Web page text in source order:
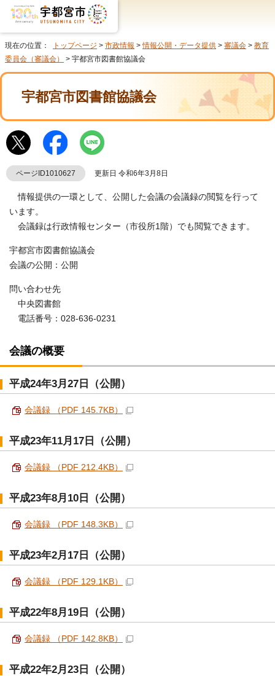
現在の位置： トップページ > 市政情報 >情報公開・データ提供 > 審議会 > 教育
委員会（審議会）
> 宇都宮市図書館協議会
宇都宮市図書館協議会
ページID1010627 更新日 令和6年3月8日
情報提供の一環として、公開した会議の会議録の閲覧を行って
います。
会議録は行政情報センター（市役所1階）でも閲覧できます。
宇都宮市図書館協議会
会議の公開：公開
問い合わせ先
中央図書館
電話番号：028-636-0231
会議の概要
平成24年3月27日（公開）
会議録 （PDF 145.7KB）
平成23年11月17日（公開）
会議録 （PDF 212.4KB）
平成23年8月10日（公開）
会議録 （PDF 148.3KB）
平成23年2月17日（公開）
会議録 （PDF 129.1KB）
平成22年8月19日（公開）
会議録 （PDF 142.8KB）
平成22年2月23日（公開）